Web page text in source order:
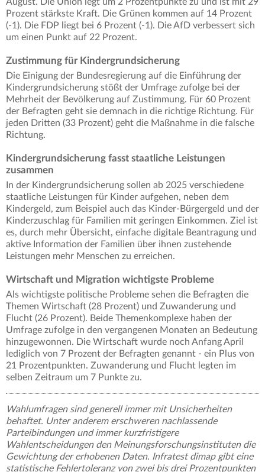
Prozent stärkste Kraft. Die Grünen kommen auf 14 Prozent
(-1). Die FDP liegt bei 6 Prozent (-1). Die AfD verbessert sich
um einen Punkt auf 22 Prozent.
Zustimmung für Kindergrundsicherung
Die Einigung der Bundesregierung auf die Einführung der
Kindergrundsicherung stößt der Umfrage zufolge bei der
Mehrheit der Bevölkerung auf Zustimmung. Für 60 Prozent
der Befragten geht sie demnach in die richtige Richtung. Für
jeden Dritten (33 Prozent) geht die Maßnahme in die falsche
Richtung.
Kindergrundsicherung fasst staatliche Leistungen
zusammen
In der Kindergrundsicherung sollen ab 2025 verschiedene
staatliche Leistungen für Kinder aufgehen, neben dem
Kindergeld, zum Beispiel auch das Kinder-Bürgergeld und der
Kinderzuschlag für Familien mit geringen Einkommen. Ziel ist
es, durch mehr Übersicht, einfache digitale Beantragung und
aktive Information der Familien über ihnen zustehende
Leistungen mehr Menschen zu erreichen.
Wirtschaft und Migration wichtigste Probleme
Als wichtigste politische Probleme sehen die Befragten die
Themen Wirtschaft (28 Prozent) und Zuwanderung und
Flucht (26 Prozent). Beide Themenkomplexe haben der
Umfrage zufolge in den vergangenen Monaten an Bedeutung
hinzugewonnen. Die Wirtschaft wurde noch Anfang April
lediglich von 7 Prozent der Befragten genannt - ein Plus von
21 Prozentpunkten. Zuwanderung und Flucht legten im
selben Zeitraum um 7 Punkte zu.
Wahlumfragen sind generell immer mit Unsicherheiten
behaftet. Unter anderem erschweren nachlassende
Parteibindungen und immer kurzfristigere
Wahlentscheidungen den Meinungsforschungsinstituten die
Gewichtung der erhobenen Daten. Infratest dimap gibt eine
statistische Fehlertoleranz von zwei bis drei Prozentpunkten